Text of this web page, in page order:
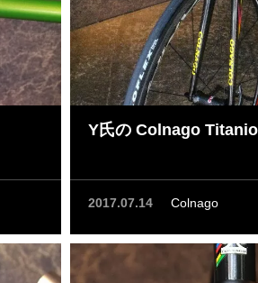
Y氏の Colnago
2017.07.14 Colnago